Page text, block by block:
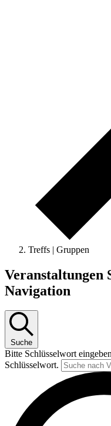
Treffs | Gruppen
Veranstaltungen
Veranstaltungen
Navigation
Suche
Bitte Schlüsselwort
Schlüsselwort.